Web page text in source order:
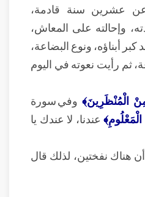
عن عشرين سنة قادمة،
وإحالته على المعاش،
أبناؤه، ونوع البضاعة،
ثم رأيت نعوته في اليوم
الْمُنْظَرِينَ﴾ وفي سورة
عندنا، لا عندك يا
أن هناك نفختين، لذلك قال